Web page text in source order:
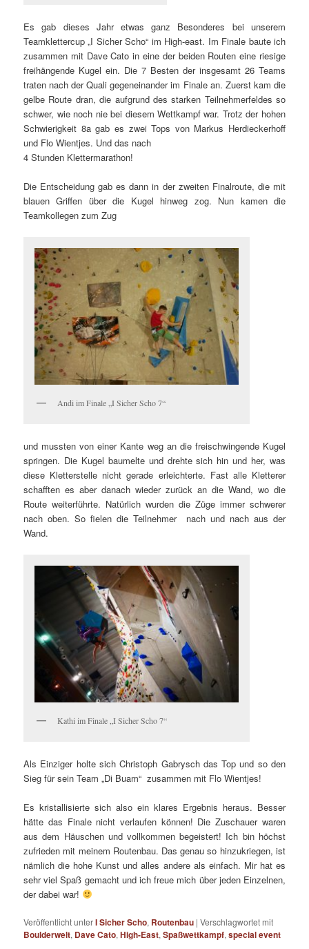
Es gab dieses Jahr etwas ganz Besonderes bei unserem
Teamklettercup „I Sicher Scho“ im High-east. Im Finale baute ich
zusammen mit Dave Cato in eine der beiden Routen eine riesige
freihängende Kugel ein. Die 7 Besten der insgesamt 26 Teams
traten nach der Quali gegeneinander im Finale an. Zuerst kam die
gelbe Route dran, die aufgrund des starken Teilnehmerfeldes so
schwer, wie noch nie bei diesem Wettkampf war. Trotz der hohen
Schwierigkeit 8a gab es zwei Tops von Markus Herdieckerhoff
und Flo Wientjes. Und das nach
4 Stunden Klettermarathon!
Die Entscheidung gab es dann in der zweiten Finalroute, die mit
blauen Griffen über die Kugel hinweg zog. Nun kamen die
Teamkollegen zum Zug
Andi im Finale „I Sicher Scho 7“
und mussten von einer Kante weg an die freischwingende Kugel
springen. Die Kugel baumelte und drehte sich hin und her, was
diese Kletterstelle nicht gerade erleichterte. Fast alle Kletterer
schafften es aber danach wieder zurück an die Wand, wo die
Route weiterführte. Natürlich wurden die Züge immer schwerer
nach oben. So fielen die Teilnehmer nach und nach aus der
Wand.
Kathi im Finale „I Sicher Scho 7“
Als Einziger holte sich Christoph Gabrysch das Top und so den
Sieg für sein Team „Di Buam“ zusammen mit Flo Wientjes!
Es kristallisierte sich also ein klares Ergebnis heraus. Besser
hätte das Finale nicht verlaufen können! Die Zuschauer waren
aus dem Häuschen und vollkommen begeistert! Ich bin höchst
zufrieden mit meinem Routenbau. Das genau so hinzukriegen, ist
nämlich die hohe Kunst und alles andere als einfach. Mir hat es
sehr viel Spaß gemacht und ich freue mich über jeden Einzelnen,
der dabei war!
Veröffentlicht unterI Sicher Scho, Routenbau |Verschlagwortet mit
Boulderwelt, Dave Cato,High-East,Spaßwettkampf,special event